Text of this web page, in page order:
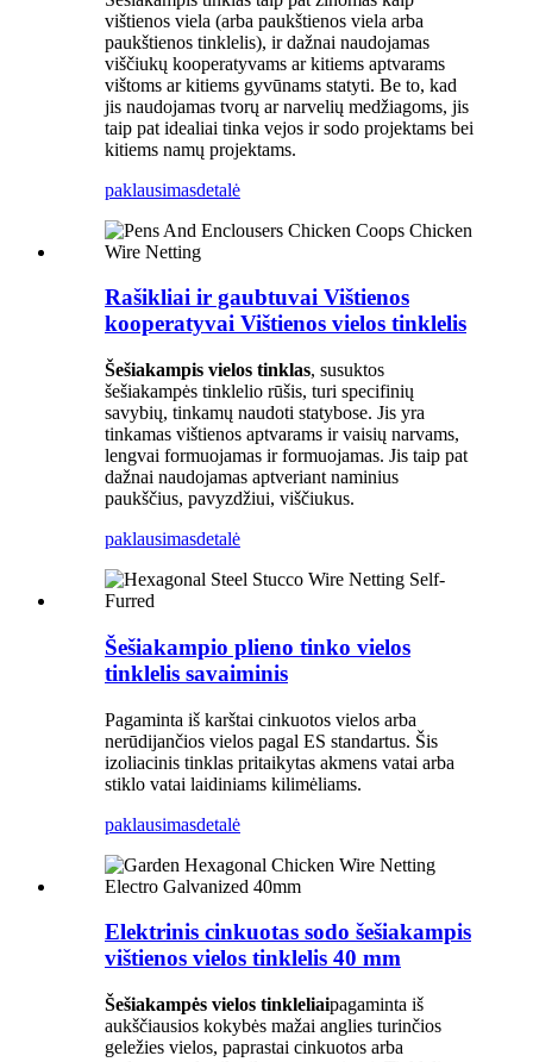
vištienos viela (arba paukštienos viela arba
paukštienos tinklelis), ir dažnai naudojamas
viščiukų kooperatyvams ar kitiems aptvarams
vištoms ar kitiems gyvūnams statyti. Be to, kad
jis naudojamas tvorų ar narvelių medžiagoms, jis
taip pat idealiai tinka vejos ir sodo projektams bei
kitiems namų projektams.
paklausimasdetalė
Rašikliai ir gaubtuvai Vištienos
kooperatyvai Vištienos vielos tinklelis
Šešiakampis vielos tinklas, susuktos
šešiakampės tinklelio rūšis, turi specifinių
savybių, tinkamų naudoti statybose. Jis yra
tinkamas vištienos aptvarams ir vaisių narvams,
lengvai formuojamas ir formuojamas. Jis taip pat
dažnai naudojamas aptveriant naminius
paukščius, pavyzdžiui, viščiukus.
paklausimasdetalė
Šešiakampio plieno tinko vielos
tinklelis savaiminis
Pagaminta iš karštai cinkuotos vielos arba
nerūdijančios vielos pagal ES standartus. Šis
izoliacinis tinklas pritaikytas akmens vatai arba
stiklo vatai laidiniams kilimėliams.
paklausimasdetalė
Elektrinis cinkuotas sodo šešiakampis
vištienos vielos tinklelis 40 mm
Šešiakampės vielos tinkleliaipagaminta iš
aukščiausios kokybės mažai anglies turinčios
geležies vielos, paprastai cinkuotos arba